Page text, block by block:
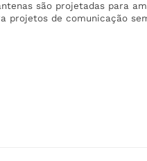
são projetadas para
projetos de comunicação